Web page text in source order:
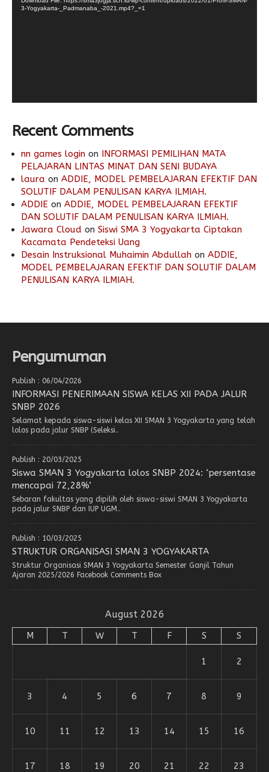
3-Yogyakarta-_Padmanaba_-2021.mp4?_=1
Recent Comments
nn games login on INFORMASI PEMILIHAN MATA
PELAJARAN LINTAS MINAT DAN SENI BUDAYA
laura on ADDIE, MODEL PEMBELAJARAN EFEKTIF DAN
SOLUTIF DALAM PENULISAN KARYA ILMIAH.
ADDIE on ADDIE, MODEL PEMBELAJARAN EFEKTIF
DAN SOLUTIF DALAM PENULISAN KARYA ILMIAH.
Jawara Cloud on Siswi SMA 3 Yogyakarta Ciptakan
Kacamata Pendeteksi Uang
Desain Instruksional Muhaimin Abdullah on ADDIE,
MODEL PEMBELAJARAN EFEKTIF DAN SOLUTIF DALAM
PENULISAN KARYA ILMIAH.
Pengumuman
Publish : 06/04/2026
INFORMASI PENERIMAAN SISWA KELAS XII PADA JALUR
SNBP 2026
Selamat kepada siswa-siswi kelas XII SMAN 3 Yogyakarta yang telah
lolos pada jalur SNBP (Seleksi..
Publish : 20/03/2025
Siswa SMAN 3 Yogyakarta lolos SNBP 2024: ‘persentase
mencapai 72,28%’
Sebaran fakultas yang dipilih oleh siswa-siswi SMAN 3 Yogyakarta
pada jalur SNBP dan IUP UGM..
Publish : 10/03/2025
STRUKTUR ORGANISASI SMAN 3 YOGYAKARTA
Struktur Organisasi SMAN 3 Yogyakarta Semester Ganjil Tahun
Ajaran 2025/2026 Facebook Comments Box
August 2026
M T W T F S S
1 2
3 4 5 6 7 8 9
10 11 12 13 14 15 16
17 18 19 20 21 22 23